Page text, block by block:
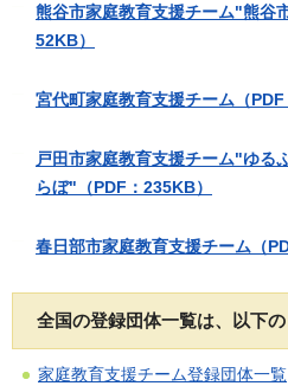
熊谷市家庭教育支援チーム"熊谷
52KB）
宮代町家庭教育支援チーム（PDF
戸田市家庭教育支援チーム"ゆ
らぼ"（PDF：235KB）
春日部市家庭教育支援チーム（
全国の登録団体一覧は、以下の
家庭教育支援チーム登録団体一覧